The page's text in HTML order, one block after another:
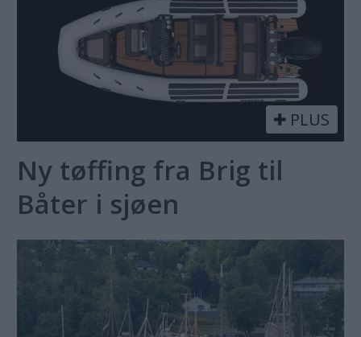
PLUS
Ny tøffing fra Brig til
Båter i sjøen